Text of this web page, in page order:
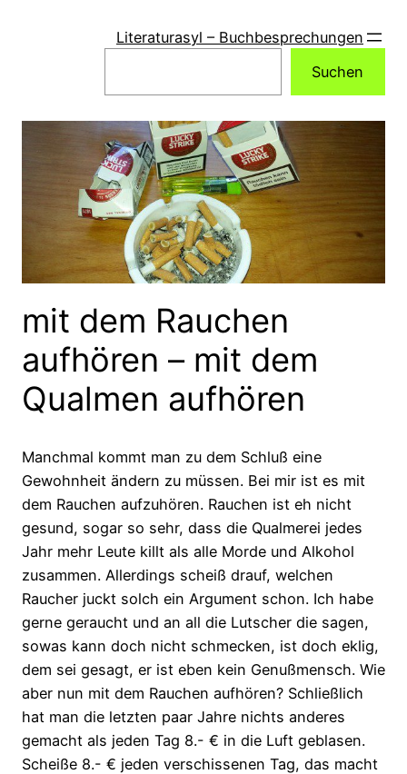
Literaturasyl – Buchbesprechungen
Suchen
mit dem Rauchen
aufhören – mit dem
Qualmen aufhören
Manchmal kommt man zu dem Schluß eine
Gewohnheit ändern zu müssen. Bei mir ist es mit
dem Rauchen aufzuhören. Rauchen ist eh nicht
gesund, sogar so sehr, dass die Qualmerei jedes
Jahr mehr Leute killt als alle Morde und Alkohol
zusammen. Allerdings scheiß drauf, welchen
Raucher juckt solch ein Argument schon. Ich habe
gerne geraucht und an all die Lutscher die sagen,
sowas kann doch nicht schmecken, ist doch eklig,
dem sei gesagt, er ist eben kein Genußmensch. Wie
aber nun mit dem Rauchen aufhören? Schließlich
hat man die letzten paar Jahre nichts anderes
gemacht als jeden Tag 8.- € in die Luft geblasen.
Scheiße 8.- € jeden verschissenen Tag, das macht